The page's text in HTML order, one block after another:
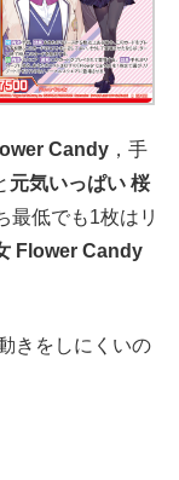
Candy ，手
元気いっぱい 桜
最低でも1枚はリ
Flower Candy
きをしにくいの